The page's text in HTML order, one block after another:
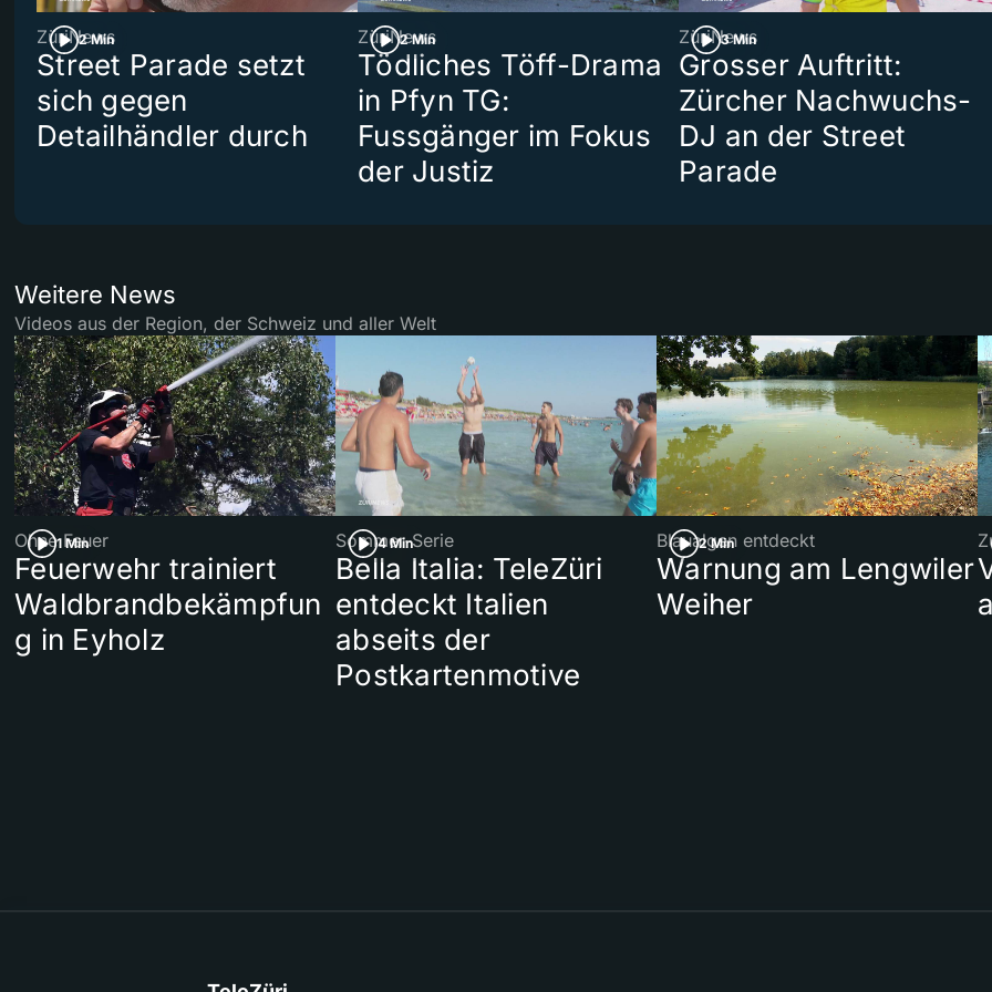
2 Min
ZüriNews
Street Parade setzt
sich gegen
Detailhändler durch
2 Min
ZüriNews
Tödliches Töff-Drama
in Pfyn TG:
Fussgänger im Fokus
der Justiz
3 Min
ZüriNews
Grosser Auftritt:
Zürcher Nachwuchs-
DJ an der Street
Parade
Weitere News
Videos aus der Region, der Schweiz und aller Welt
1 Min
Ohne Feuer
Feuerwehr trainiert
Waldbrandbekämpfun
g in Eyholz
4 Min
Sommer-Serie
Bella Italia: TeleZüri
entdeckt Italien
abseits der
Postkartenmotive
2 Min
Blaualgen entdeckt
Warnung am Lengwiler
Weiher